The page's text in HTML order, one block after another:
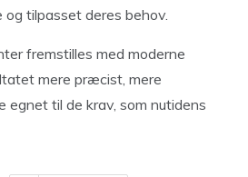
og tilpasset deres behov.
fremstilles med moderne
mere præcist, mere
egnet til de krav, som nutidens